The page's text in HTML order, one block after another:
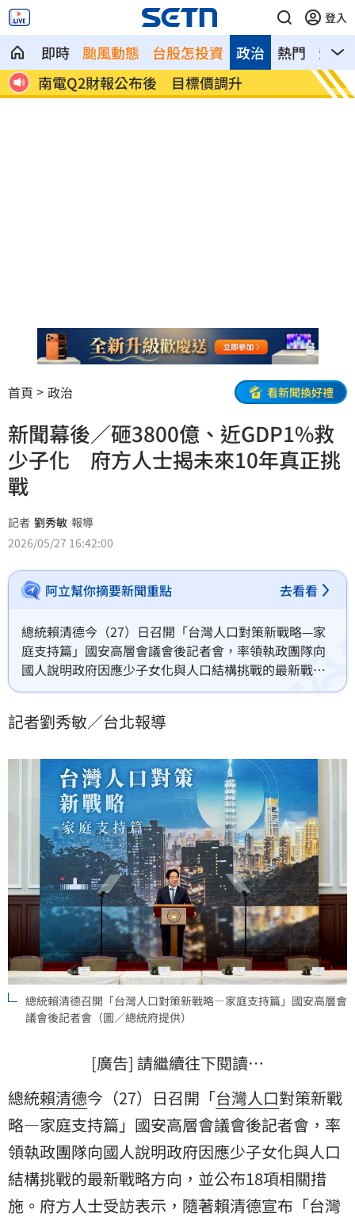
登入
即時 颱風動態 台股怎投資 熱門 影音
政治
特
南電Q2財報公布後 目標價調升 俄軍
首頁 政治 看新聞換好禮
新聞幕後／砸3800億、近GDP1%救
少子化 府方人士揭未來10年真正挑
戰
記者 劉秀敏 報導
2026/05/27 16:42:00
阿立幫你摘要新聞重點 去看看
總統賴清德今（27）日召開「台灣人口對策新戰略—家
庭支持篇」國安高層會議會後記者會，率領執政團隊向
國人說明政府因應少子女化與人口結構挑戰的最新戰略
方向，並公布18項相關措施。府方人士受訪表示，若以
近1%，與新加坡、韓國相近，並高於日本加速化方案約
會、跨人生階段、具國家戰略高度的人口政策。
記者劉秀敏／台北報導
總統賴清德召開「台灣人口對策新戰略—家庭支持篇」國安高層會
議會後記者會（圖／總統府提供）
[廣告] 請繼續往下閱讀…
總統賴清德今（27）日召開「台灣人口對策新戰
略—家庭支持篇」國安高層會議會後記者會，率
領執政團隊向國人說明政府因應少子女化與人口
結構挑戰的最新戰略方向，並公布18項相關措
施。府方人士受訪表示，隨著賴清德宣布「台灣